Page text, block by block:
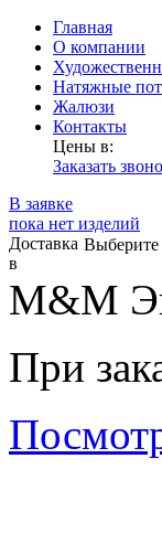
Главная
О компании
Натяжные
Жалюзи
Контакты
Цены в:
Заказать
В заявке
пока нет изделий
Доставка
в
Выберите
М&М
При